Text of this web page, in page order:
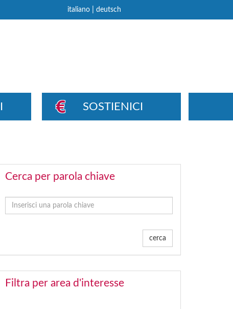
italiano| deutsch
SOSTIENICI
Cerca per parola chiave
cerca
Filtra per area d'interesse